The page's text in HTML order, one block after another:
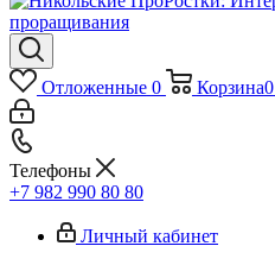
Отложенные 0 Корзина0
Телефоны
+7 982 990 80 80
Личный кабинет